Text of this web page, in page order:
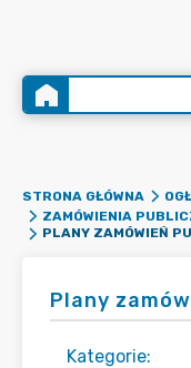
STRONA GŁÓWNA
ZAMÓWIENIA
PLANY ZAMÓWIEŃ
Plany
Kategorie: